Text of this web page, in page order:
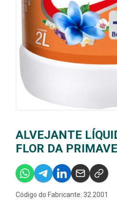
ALVEJANTE
FLOR DA
Código do Fabricante: 32.2001